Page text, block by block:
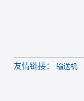
友情链接： 输送机